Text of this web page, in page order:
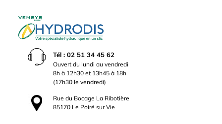
Tél : 02 51 34 45 62
Ouvert du lundi au vendredi
8h à 12h30 et 13h45 à 18h
(17h30 le vendredi)
Rue du Bocage La Ribotière
85170 Le Poiré sur Vie